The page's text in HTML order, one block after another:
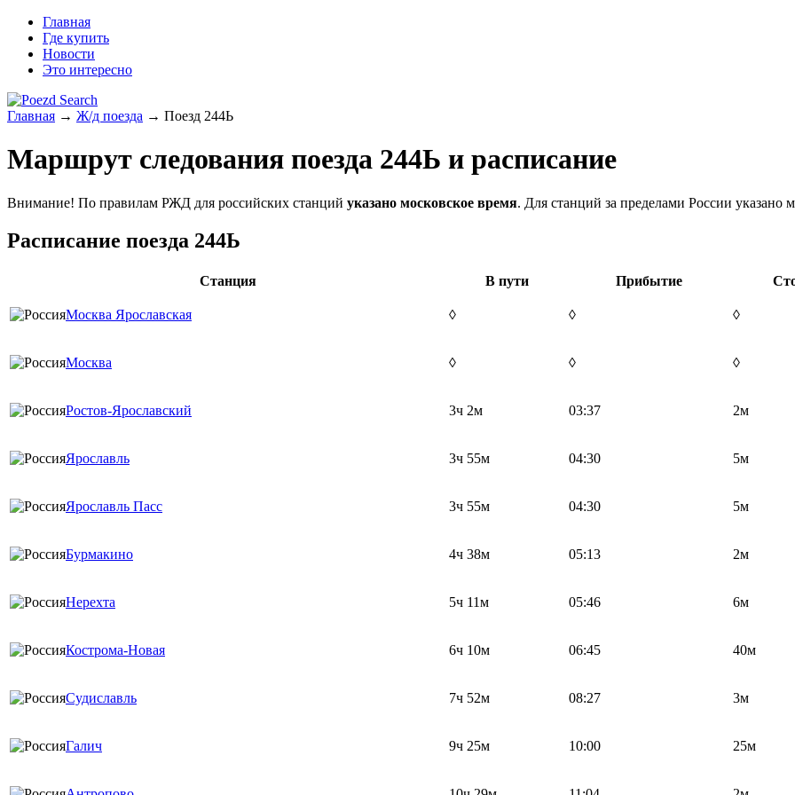
Главная
Где купить
Новости
Это интересно
Главная → Ж/д поезда → Поезд 244Ь
Маршрут следования поезда 244Ь и расписание
Внимание! По правилам РЖД для российских станций указано московское время. Для станций за пределами России указано
Расписание поезда 244Ь
Станция В пути Прибытие
Москва Ярославская ◊ ◊ ◊
Москва ◊ ◊ ◊
Ростов-Ярославский 3ч 2м 03:37 2м
Ярославль 3ч 55м 04:30 5м
Ярославль Пасс 3ч 55м 04:30 5м
Бурмакино 4ч 38м 05:13 2м
Нерехта 5ч 11м 05:46 6м
Кострома-Новая 6ч 10м 06:45 40м
Судиславль 7ч 52м 08:27 3м
Галич 9ч 25м 10:00 25м